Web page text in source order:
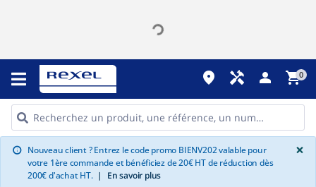
place handyman person shopping_cart0
info Nouveau client ? Entrez le code promo BIENV202 valable pour
votre 1ère commande et bénéficiez de 20€ HT de réduction dès
200€ d'achat HT. | En savoir plus
×